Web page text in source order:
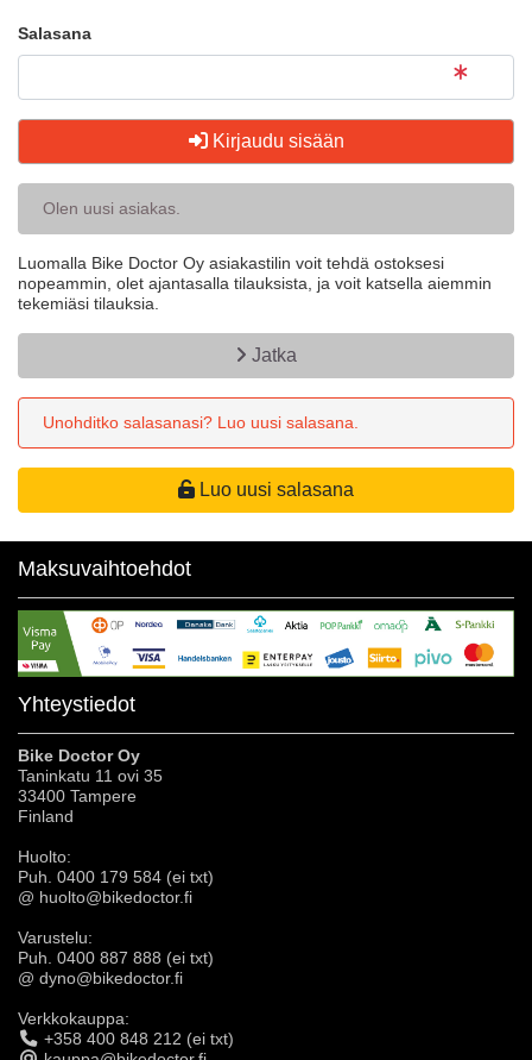
Salasana
Kirjaudu sisään
Olen uusi asiakas.
Luomalla Bike Doctor Oy asiakastilin voit tehdä ostoksesi
nopeammin, olet ajantasalla tilauksista, ja voit katsella aiemmin
tekemiäsi tilauksia.
Jatka
Unohditko salasanasi? Luo uusi salasana.
Luo uusi salasana
Maksuvaihtoehdot
Yhteystiedot
Bike Doctor Oy
Taninkatu 11 ovi 35
33400 Tampere
Finland
Huolto:
Puh. 0400 179 584 (ei txt)
@ huolto@bikedoctor.fi
Varustelu:
Puh. 0400 887 888 (ei txt)
@ dyno@bikedoctor.fi
Verkkokauppa:
+358 400 848 212 (ei txt)